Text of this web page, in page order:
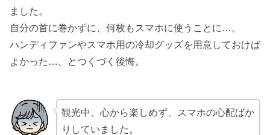
ました。
自分の首に巻かずに、何枚もスマホに使うことに…。
ハンディファンやスマホ用の冷却グッズを用意しておけば
よかった…、とつくづく後悔。
観光中、心から楽しめず、スマホの心配ばか
りしていました。